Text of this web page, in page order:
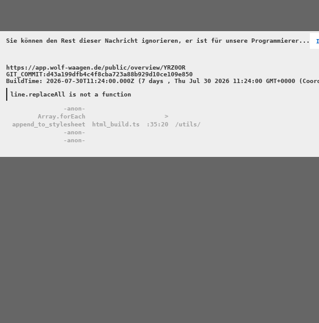
Sie können den Rest dieser Nachricht ignorieren, er ist für unsere Programmierer...
https://app.wolf-waagen.de/public/overview/YRZ0OR
GIT_COMMIT:d43a199dfb4c4f8cba723a88b929d10ce109e850
BuildTime: 2026-07-30T11:24:00.000Z (7 days , Thu Jul 30 2026 11:24:00 GMT+0000
line.replaceAll is not a function
-anon-
Array.forEach
>
append_to_stylesheet
html_build.ts :35:20
/utils/
-anon-
-anon-